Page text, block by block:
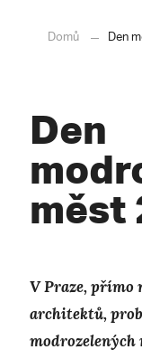
Domů Den
Den
měst
V Praze, přímo
architektů,
modrozelených